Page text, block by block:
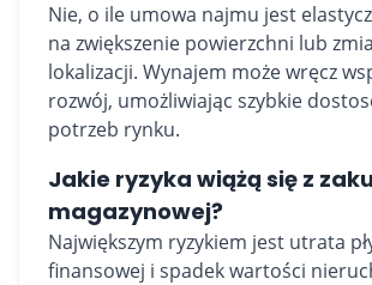
Nie, o ile umowa najmu jest
na zwiększenie powierzchni lub
lokalizacji. Wynajem może wręcz
rozwój, umożliwiając szybkie
potrzeb rynku.
Jakie ryzyka wiążą się z
magazynowej?
Największym ryzykiem jest utrata
finansowej i spadek wartości